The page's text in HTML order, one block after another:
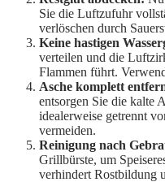
Sie die Luftzufuhr
verlöschen durch
Keine hastigen
verteilen und die
Flammen führt.
Asche komplett
entsorgen Sie die kalte
idealerweise getrennt
vermeiden.
Reinigung nach
Grillbürste, um
verhindert Rostbildung